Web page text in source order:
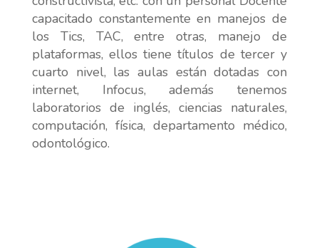
capacitado constantemente en manejos de
los Tics, TAC, entre otras, manejo de
plataformas, ellos tiene títulos de tercer y
cuarto nivel, las aulas están dotadas con
internet, Infocus, además tenemos
laboratorios de inglés, ciencias naturales,
computación, física, departamento médico,
odontológico.